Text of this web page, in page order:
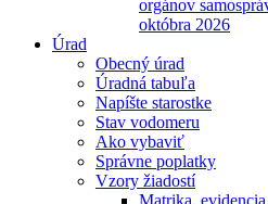
orgánov
októbra 2026
Úrad
Obecný úrad
Úradná tabuľa
Napíšte starostke
Stav vodomeru
Ako vybaviť
Správne poplatky
Vzory žiadostí
Matrika,